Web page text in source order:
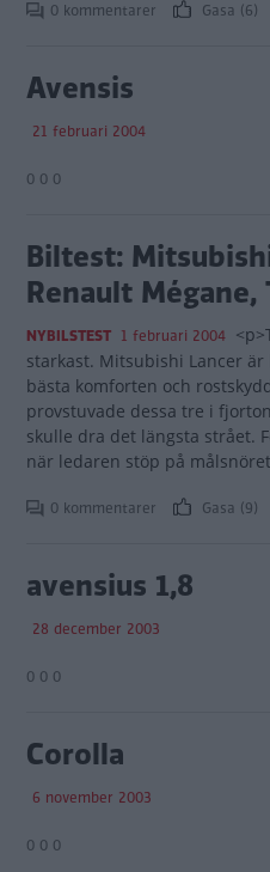
0 kommentarer Gasa (6)
Avensis
21 februari 2004
0 0 0
Biltest:
Renault
NYBILSTEST 1 februari 2004
starkast. Mitsubishi Lancer
bästa komforten och
provstuvade dessa tre i
skulle dra det längsta strået.
när ledaren stöp på
0 kommentarer Gasa (9)
avensius 1,8
28 december 2003
0 0 0
Corolla
6 november 2003
0 0 0